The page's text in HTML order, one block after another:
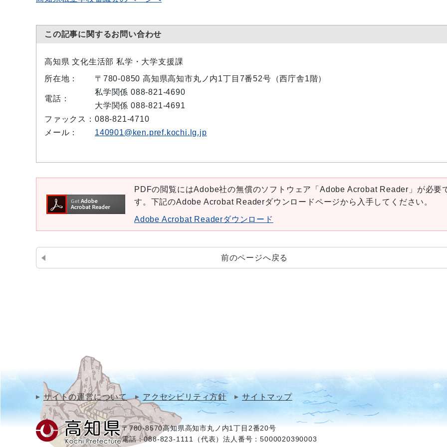
この記事に関するお問い合わせ
高知県 文化生活部 私学・大学支援課
所在地：
〒780-0850 高知県高知市丸ノ内1丁目7番52号（西庁舎1階）
電話：
私学関係 088-821-4690
大学関係 088-821-4691
ファックス： 088-821-4710
メール：
140901@ken.pref.kochi.lg.jp
PDFの閲覧にはAdobe社の無償のソフトウェア「Adobe Acrobat Reader」が必要
す。下記のAdobe Acrobat Readerダウンロードページから入手してください。
Adobe Acrobat Readerダウンロード
前のページへ戻る
サイトの運営について アクセシビリティ方針 サイトマップ
〒780-8570高知県高知市丸ノ内1丁目2番20号
電話：088-823-1111（代表）法人番号：5000020390003